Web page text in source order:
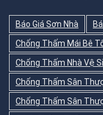
Báo Giá Sơn Nhà
Chống Thấm Mái Bê
Chống Thấm Nhà Vệ
Chống Thấm Sân
Chống Thấm Sân